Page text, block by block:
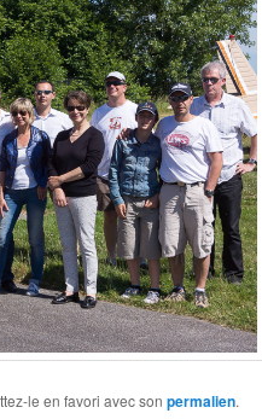
le en favori avec son permalien.